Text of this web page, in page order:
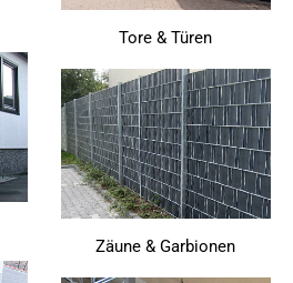
Tore & Türen
Zäune & Garbionen